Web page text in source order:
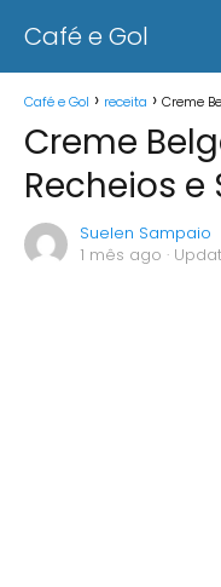
Café e Gol
Café e Gol receita Creme
Creme
Recheios
Suelen Sampaio
1 mês ago ·